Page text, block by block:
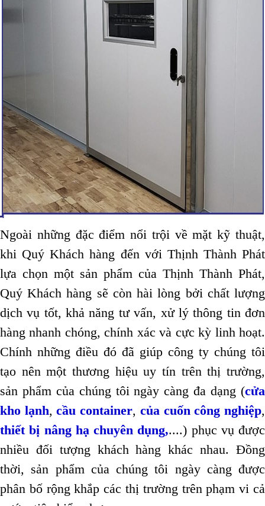
Ngoài những đặc điểm nổi trội về mặt kỹ thuật,
khi Quý Khách hàng đến với Thịnh Thành Phát
lựa chọn một sản phẩm của Thịnh Thành Phát,
Quý Khách hàng sẽ còn hài lòng bởi chất lượng
dịch vụ tốt, khả năng tư vấn, xử lý thông tin đơn
hàng nhanh chóng, chính xác và cực kỳ linh hoạt.
Chính những điều đó đã giúp công ty chúng tôi
tạo nên một thương hiệu uy tín trên thị trường,
sản phẩm của chúng tôi ngày càng đa dạng (cửa
kho lạnh,cầu container, của cuốn công nghiệp,
thiết bị nâng hạ chuyên dụng,....) phục vụ được
nhiều đối tượng khách hàng khác nhau. Đồng
thời, sản phẩm của chúng tôi ngày càng được
phân bố rộng khắp các thị trường trên phạm vi cả